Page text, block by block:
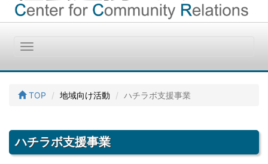
TOP 地域向け活動 ハチラボ支援事業
ハチラボ支援事業